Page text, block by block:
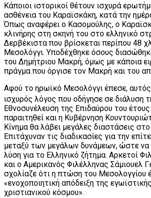
Κάποιοι ιστορικοί θέτουν ισχυρά
ασθένεια του Καραϊσκάκη, κατά την
Όπως αναφέρει ο Κασομούλης, ο
κλινήρης στη σκηνή του στο ελληνικό
Δερβέκιστα που βρίσκεται περίπου 48
Μεσολόγγι. Υποδέχθηκε όσους
του Δημήτριου Μακρή, όμως με κάποια
πράγμα που όργισε τον Μακρή και του
Αφού το ηρωϊκό Μεσολόγγι έπεσε,
ισχυρός λόγος που οδήγησε σε διάλυση
Εθνοσυνέλευση της Επιδαύρου του
παραιτηθεί και η Κυβέρνηση
Κίνημα θα λάβει μεγάλες διαστάσεις
Επιτάχυναν τις διαδικασίες για την
μεταξύ των μεγάλων δυνάμεων, ώστε να
λύση για το Ελληνικό ζήτημα. Αρκετοί
και ο Αμερικανός Φιλέλληνας Σάμιουελ
σχολίαζε ότι η πτώση του Μεσολογγίου
«ενοχοποιητική απόδειξη της
χριστιανικού κόσμου».